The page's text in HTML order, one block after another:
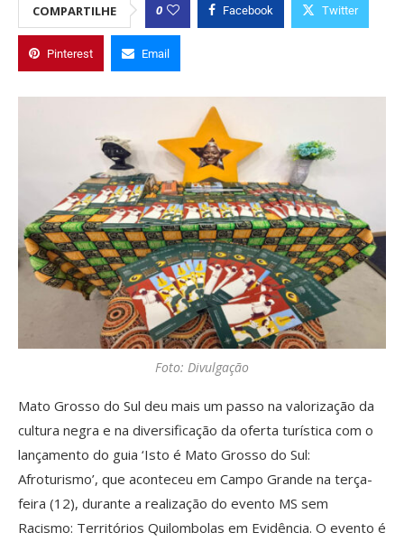
COMPARTILHE 0 Facebook Twitter
Pinterest Email
Foto: Divulgação
Mato Grosso do Sul deu mais um passo na valorização da
cultura negra e na diversificação da oferta turística com o
lançamento do guia ‘Isto é Mato Grosso do Sul:
Afroturismo’, que aconteceu em Campo Grande na terça-
feira (12), durante a realização do evento MS sem
Racismo: Territórios Quilombolas em Evidência. O evento é